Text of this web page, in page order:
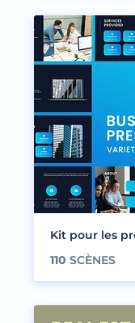
Kit pour les
110 SCÈNES